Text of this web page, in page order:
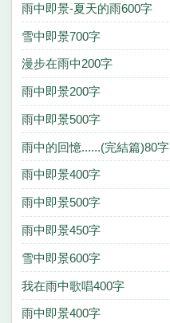
雨中即景-夏天的雨600字
雪中即景700字
漫步在雨中200字
雨中即景200字
雨中即景500字
雨中的回憶......(完結篇)80字
雨中即景400字
雨中即景500字
雨中即景450字
雪中即景600字
我在雨中歌唱400字
雨中即景400字